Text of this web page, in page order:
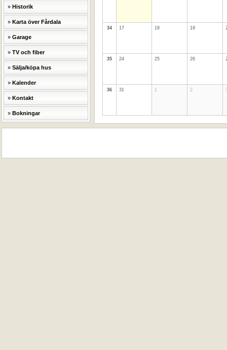
Historik
Karta över Fårdala
Garage
TV och fiber
Sälja/köpa hus
Kalender
Kontakt
Bokningar
34 17 18 19
35 24 25 26
36 31 1 2